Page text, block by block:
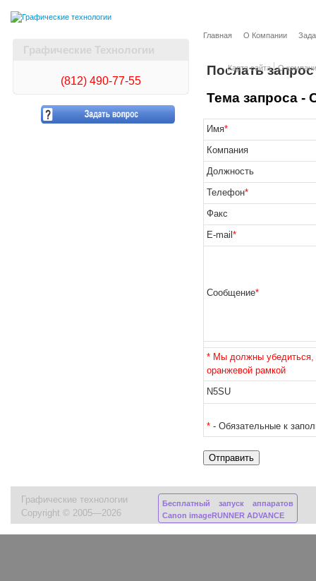
Карта сайта О
Графические Технологии
(812) 490-77-55
Главная О Компании
Послать
Тема запроса -
Имя*
Компания
Должность
Телефон*
Факс
E-mail *
Сообщение*
* Мы должны убедиться,
оранжевой рамкой
N5SU
* - Обязательные к
Графические технологии
Copyright © 2005—2026
Бесплатный запуск аппаратов
Canon imageRUNNER ADVANCE